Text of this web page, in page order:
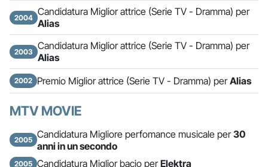
2004 Candidatura Miglior attrice (Serie TV - Dramma) per
Alias
2003 Candidatura Miglior attrice (Serie TV - Dramma) per
Alias
2002 Premio Miglior attrice (Serie TV - Dramma) perAlias
MTV MOVIE
2005 Candidatura Migliore perfomance musicale per30
anni in un secondo
2005 Candidatura Miglior bacio perElektra